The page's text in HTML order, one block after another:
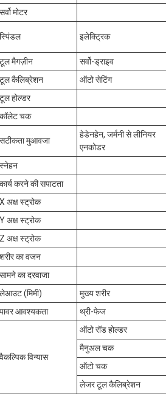
सर्वो मोटर
स्पिंडल इलेक्ट्रिक
टूल मैगज़ीन सर्वो-ड्राइव
टूल कैलिब्रेशन ऑटो सेटिंग
टूल होल्डर
कॉलेट चक
सटीकता मुआवजा
हेडेनहेन, जर्मनी से लीनियर
एनकोडर
स्नेहन
कार्य करने की सपाटता
X अक्ष स्ट्रोक
Y अक्ष स्ट्रोक
Z अक्ष स्ट्रोक
शरीर का वजन
सामने का दरवाजा
लेआउट (मिमी) मुख्य शरीर
पावर आवश्यकता थ्री-फेज
वैकल्पिक विन्यास
ऑटो रॉड होल्डर
मैनुअल चक
ऑटो चक
लेजर टूल कैलिब्रेशन